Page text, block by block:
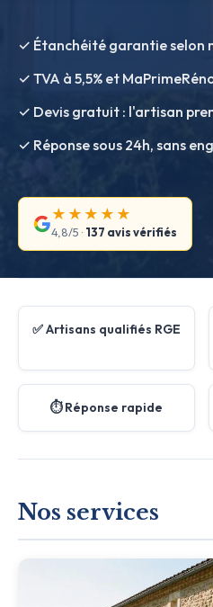
✓ Étanchéité garantie selon
✓ TVA à 5,5% et
✓ Devis gratuit : l'artisan
✓ Réponse sous 24h, sans
★★★★★
4,8/5 · 137 avis vérifiés
✅ Artisans qualifiés RGE
⏱️ Réponse rapide
Nos services